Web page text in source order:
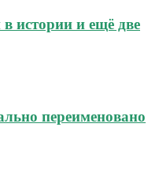
истории и ещё две
переименовано